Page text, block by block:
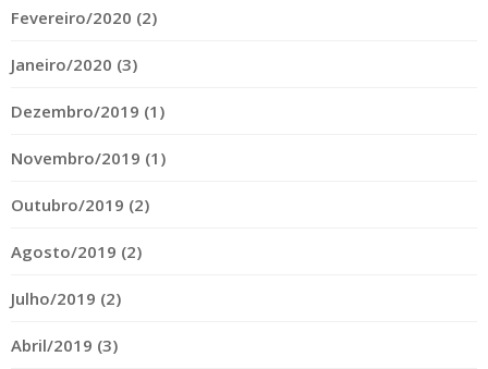
Fevereiro/2020 (2)
Janeiro/2020 (3)
Dezembro/2019 (1)
Novembro/2019 (1)
Outubro/2019 (2)
Agosto/2019 (2)
Julho/2019 (2)
Abril/2019 (3)